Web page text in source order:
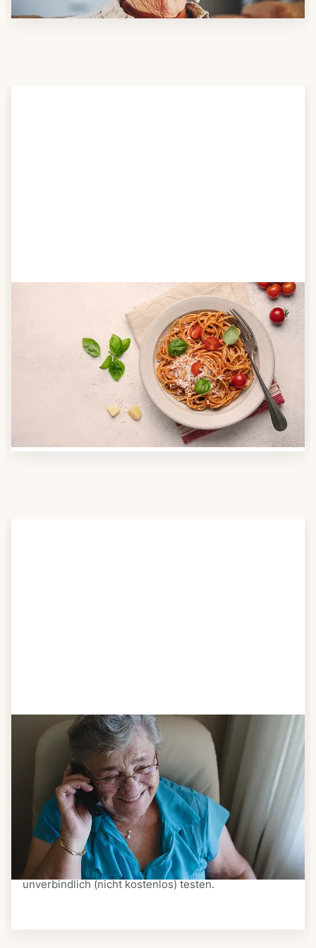
Anbieter finden
Nutzen Sie unsere große Mahlzeiten-Dienst-Suche,
um herauszufinden, welche Anbieter es in Ihrer
Region gibt und welcher am besten zu Ihnen passt.
Verschaffen Sie sich auch einen Überblick über die
Essen auf Rädern-Kosten.
Schritt 3
Bestellen & liefern lassen
Suchen Sie sich aus dem Speiseplan Ihres Anbieters
aus, was Ihnen schmeckt. Bestellen Sie telefonisch,
schriftlich oder im Online-Shop Ihres Anbieters.
Ein Kurier liefert Ihnen das bestellte Essen zum
vereinbarten Zeitpunkt nach Hause. Bei vielen
Anbietern können Sie Essen auf Rädern auch
unverbindlich (nicht kostenlos) testen.